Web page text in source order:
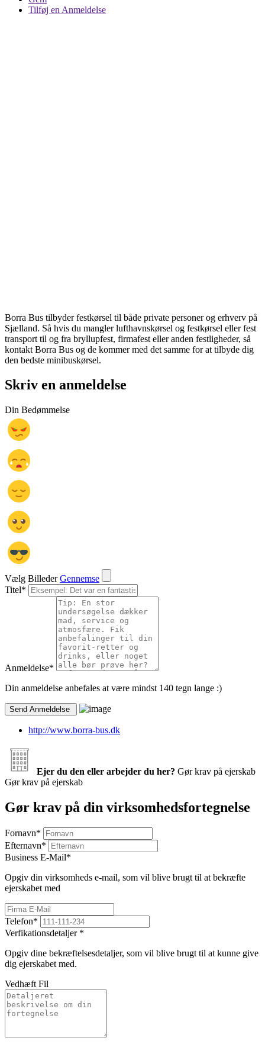
Tilføj en Anmeldelse
Borra Bus tilbyder festkørsel til både private personer og erhverv på
Sjælland. Så hvis du mangler lufthavnskørsel og festkørsel eller fest
transport til og fra bryllupfest, firmafest eller anden festligheder, så
kontakt Borra Bus og de kommer med det samme for at tilbyde dig
den bedste minibuskørsel.
Skriv en anmeldelse
Din Bedømmelse
Vælg Billeder Gennemse
Titel*
Anmeldelse*
Din anmeldelse anbefales at være mindst 140 tegn lange :)
http://www.borra-bus.dk
Ejer du den eller arbejder du her? Gør krav på ejerskab
Gør krav på ejerskab
Gør krav på din virksomhedsfortegnelse
Fornavn*
Efternavn*
Business E-Mail*
Opgiv din virksomheds e-mail, som vil blive brugt til at bekræfte
ejerskabet med
Telefon*
Verfikationsdetaljer *
Opgiv dine bekræftelsesdetaljer, som vil blive brugt til at kunne give
dig ejerskabet med.
Vedhæft Fil